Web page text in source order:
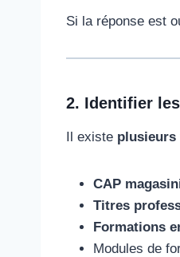
Si la réponse est
2. Identifier
Il existe plusieurs
CAP
Titres
Formations
Modules de